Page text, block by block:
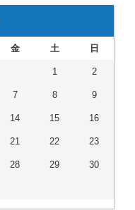
金 土 日
1 2
7 8 9
14 15 16
21 22 23
28 29 30